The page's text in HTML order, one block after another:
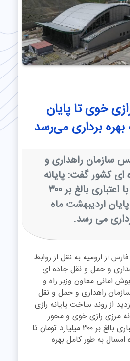
خوی تا پایان
برداری می‌رسد
سازمان راهداری و
کشور گفت: پایانه
مرزی رازی خوی با اعتباری بالغ بر ۳۰۰
پایان اردیبهشت ماه
از ارومیه به نقل از روابط
و حمل و نقل جاده ای
امانی معاون وزیر راه و
راهداری و حمل و نقل
از روند ساخت پایانه رازی
مرزی رازی خوی و محور
مواصلاتی آن با اعتباری بالغ بر ۳۰۰ میلیارد تومان تا
امسال به طور کامل بهره